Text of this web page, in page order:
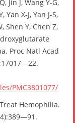
Jin J, Wang Y-G,
Yan X-J, Yan J-S,
Shen Y, Chen Z,
Proc Natl Acad
PMC3801077/
Hemophilia.